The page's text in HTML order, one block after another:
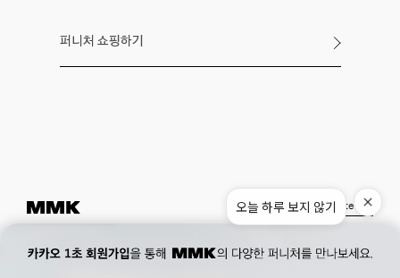
퍼니처 쇼핑하기
Museum. 02. 777. 5887 Office.02. 777. 5778
177, Duteopbawi-ro, Yongsan-gu, Seoul, Korea
Instagram Pinterest
오늘 하루 보지 않기